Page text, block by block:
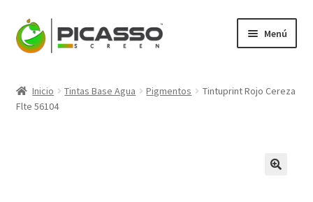
Ir
a
Ir
al
Menú
Productos
hijo
Inicio Tintas Base Agua Pigmentos
Tintuprint Rojo Cereza
Flte 56104